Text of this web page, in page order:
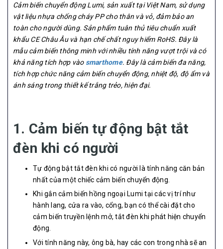
Cảm biến chuyển động Lumi, sản xuất tại Việt Nam, sử dụng
vật liệu nhựa chống cháy PP cho thân và vỏ, đảm bảo an
toàn cho người dùng. Sản phẩm tuân thủ tiêu chuẩn xuất
khẩu CE Châu Âu và hạn chế chất nguy hiểm RoHS. Đây là
mẫu cảm biến thông minh với nhiều tính năng vượt trội và có
khả năng tích hợp vào smarthome. Đây là cảm biến đa năng,
tích hợp chức năng cảm biến chuyển động, nhiệt độ, độ ẩm và
ánh sáng trong thiết kế trắng trẻo, hiện đại.
1. Cảm biến tự động bật tắt
đèn khi có người
Tự động bật tắt đèn khi có người là tính năng căn bản
nhất của một chiếc cảm biến chuyển động.
Khi gắn cảm biến hồng ngoại Lumi tại các vị trí như
hành lang, cửa ra vào, cổng, bạn có thể cài đặt cho
cảm biến truyền lệnh mở, tắt đèn khi phát hiện chuyển
động.
Với tính năng này, ông bà, hay các con trong nhà sẽ an